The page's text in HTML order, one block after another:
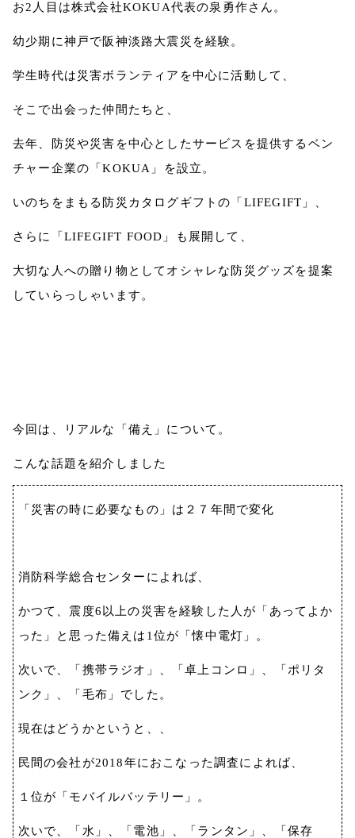
お2 人目は株式会社KOKUA代表の泉勇作さん。
幼少期に神戸で阪神淡路大震災を経験。
学生時代は災害ボランティアを中心に活動して、
そこで出会った仲間たちと、
去年、防災や災害を中心としたサービスを提供するベン
チャー企業の「KOKUA 」を設立。
いのちをまもる防災カタログギフトの「 LIFEGIFT 」、
さらに「 LIFEGIFT FOOD 」も展開して、
大切な人への贈り物としてオシャレな防災グッズを提案
していらっしゃいます。
今回は、リアルな「備え」について。
こんな話題を紹介しました
「災害の時に必要なもの」は２７年間で変化
消防科学総合センターによれば、
かつて、震度6 以上の災害を経験した人が「あってよか
った」と思った備えは 1 位が「懐中電灯」。
次いで、「携帯ラジオ」、「卓上コンロ」、「ポリタ
ンク」、「毛布」でした。
現在はどうかというと、、
民間の会社が2018年におこなった調査によれば、
１位が「モバイルバッテリー」。
次いで、「水」、「電池」、「ランタン」、「保存